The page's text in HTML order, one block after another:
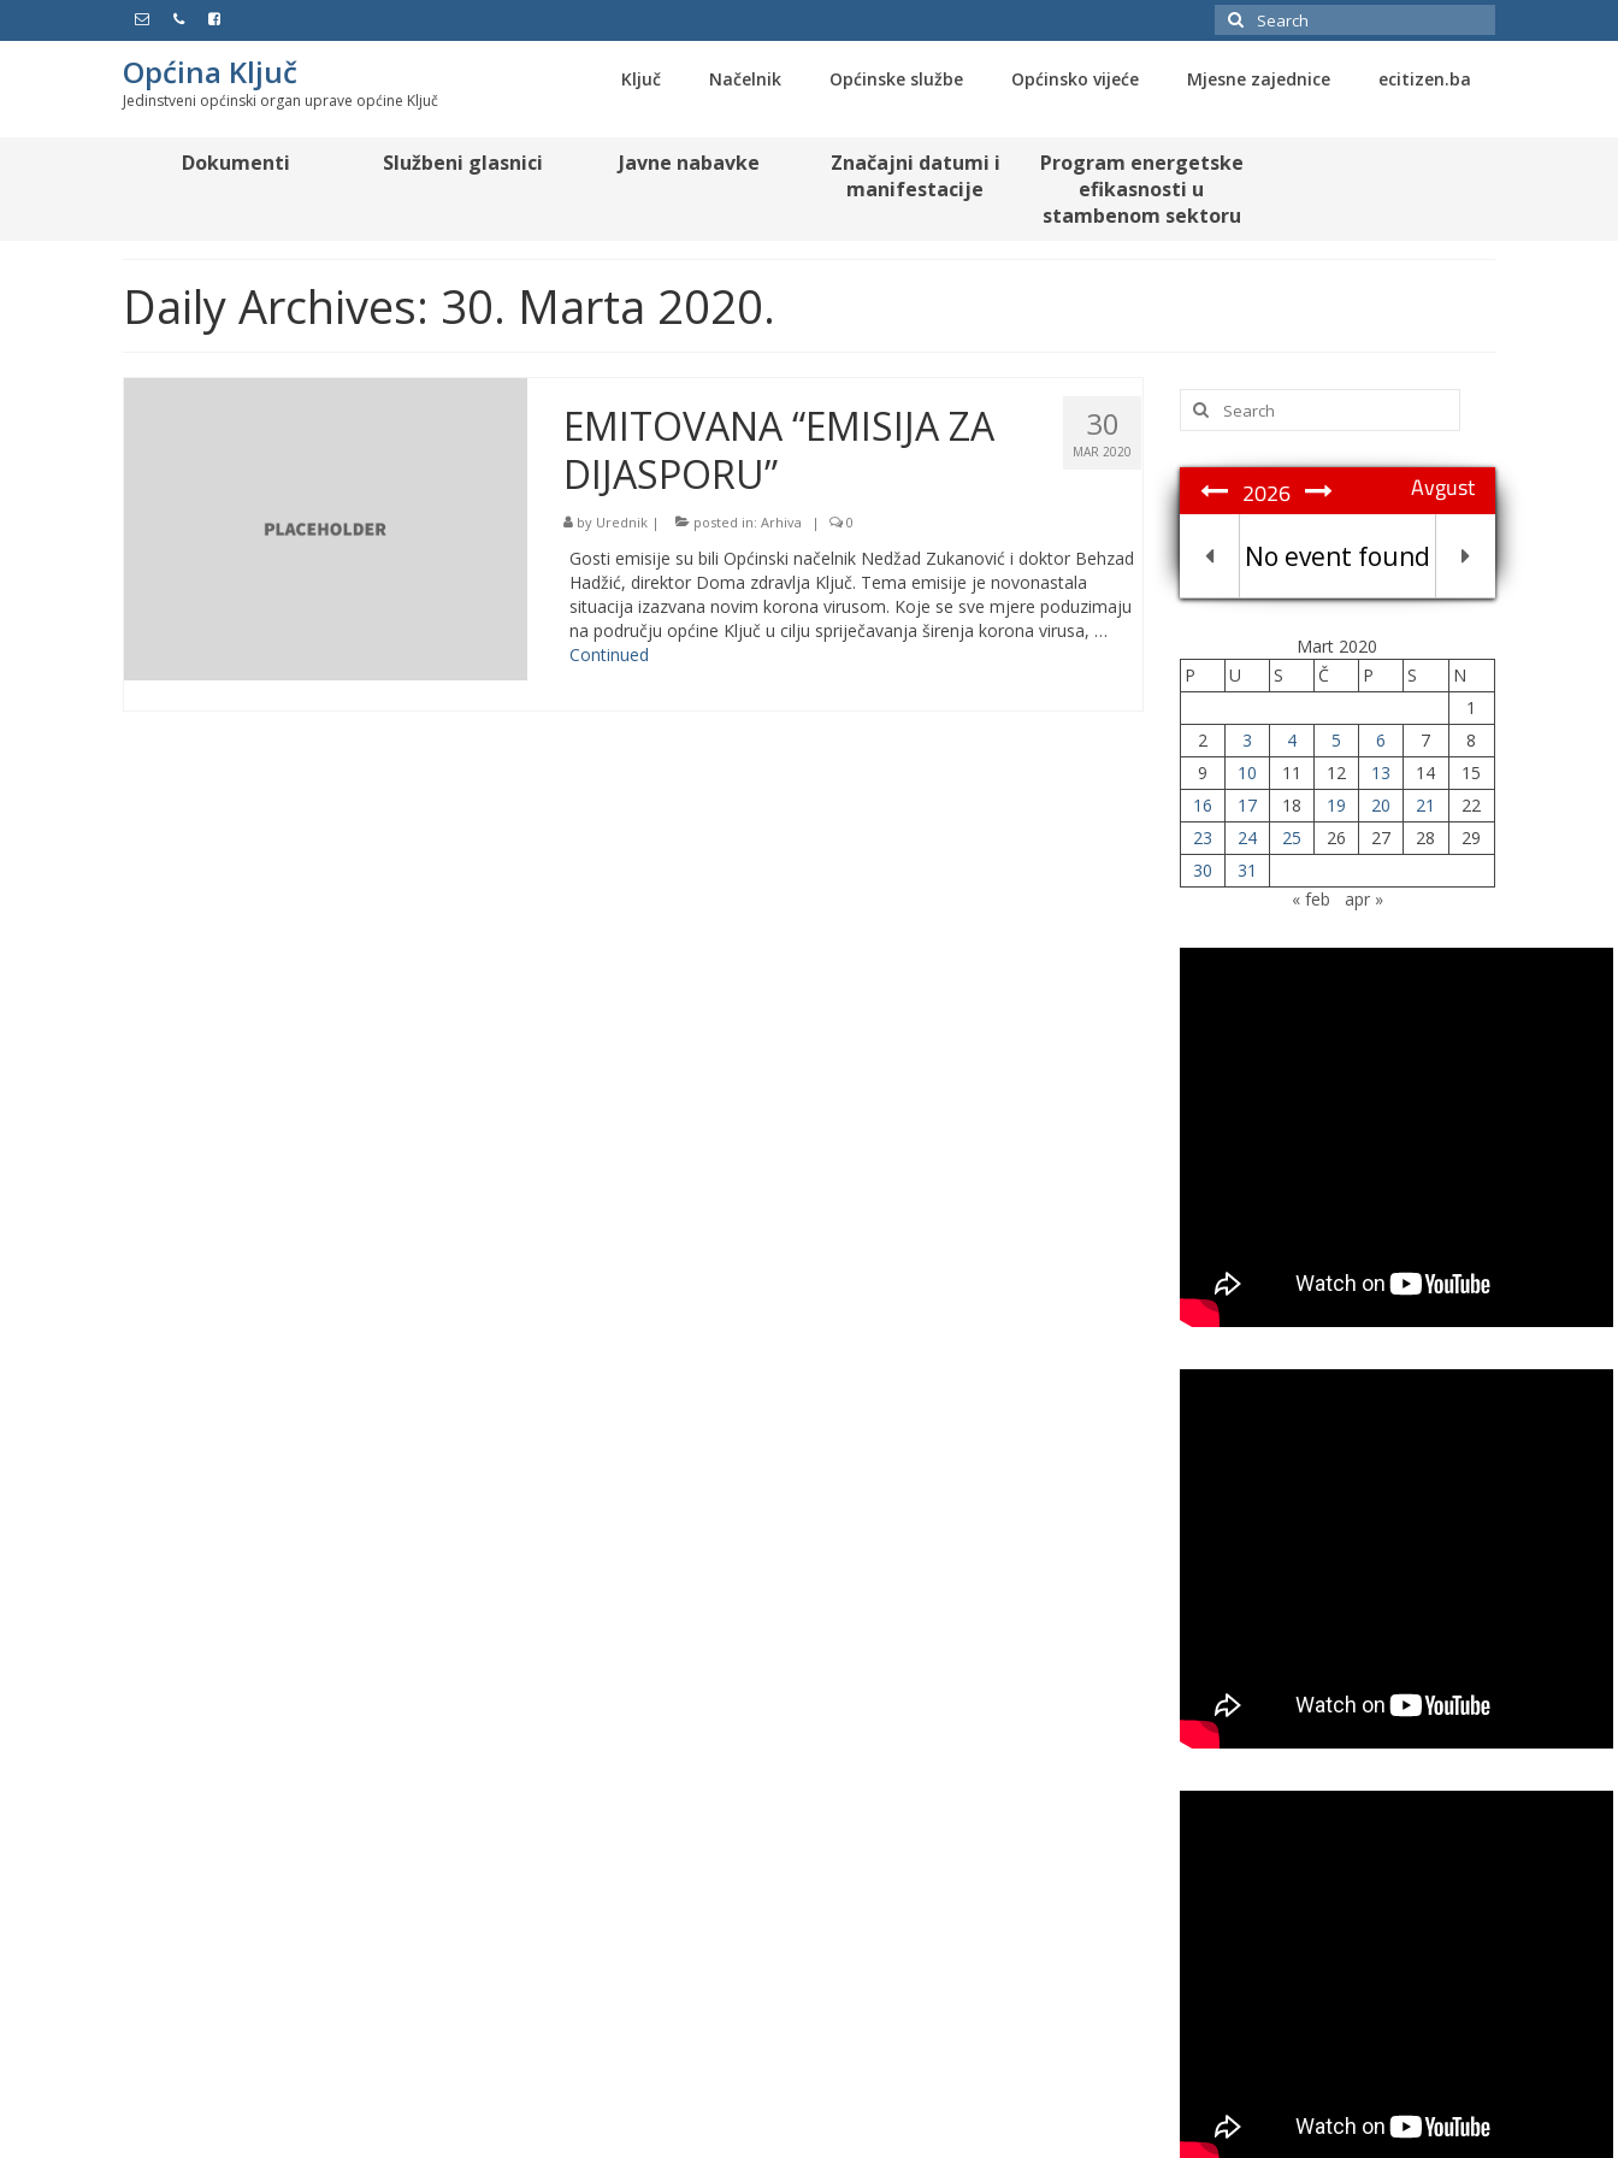
Search
for:
Općina Ključ
Jedinstveni općinski organ uprave općine Ključ
Ključ Načelnik Općinske službe Općinsko vijeće Mjesne zajednice ecitizen.ba
Dokumenti Službeni glasnici Javne nabavke
Značajni datumi i
manifestacije
Program energetske
efikasnosti u
stambenom sektoru
Daily Archives: 30. Marta 2020.
30
MAR 2020
EMITOVANA “EMISIJA ZA
DIJASPORU”
by Urednik| posted in: Arhiva | 0
Gosti emisije su bili Općinski načelnik Nedžad Zukanović i doktor Behzad
Hadžić, direktor Doma zdravlja Ključ. Tema emisije je novonastala
situacija izazvana novim korona virusom. Koje se sve mjere poduzimaju
na području općine Ključ u cilju spriječavanja širenja korona virusa, …
Continued
Search
for:
Avgust
2026
No event found
Mart 2020
P
U S Č P S
N
1
2
3 4 5 6 7
8
9
10 11 12 13 14
15
16
17 18 19 20 21
22
23
24 25 26 27 28
29
30
31
« feb
apr »